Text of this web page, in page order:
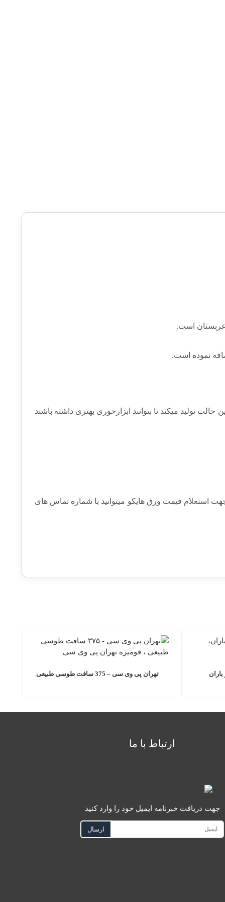
عربستان است.
نموده است.
را در بهترین حالت تولید میکند تا بتوانند ابزارخوری بهتری داشته باشند
استعلام قیمت ورق هایکو میتوانید با شماره تماس های
تهران پی وی سی – 375 سافت طوسی طبیعی
ارتباط با ما
جهت دریافت خبرنامه ایمیل خود را وارد کنید
ارسال